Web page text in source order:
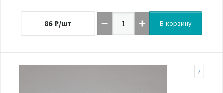
86 ₽/шт В корзину
7